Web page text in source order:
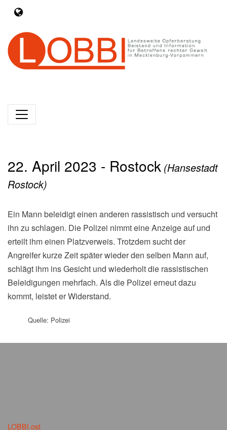
22. April 2023 - Rostock (Hansestadt
Rostock)
Ein Mann beleidigt einen anderen rassistisch und versucht
ihn zu schlagen. Die Polizei nimmt eine Anzeige auf und
erteilt ihm einen Platzverweis. Trotzdem sucht der
Angreifer kurze Zeit später wieder den selben Mann auf,
schlägt ihm ins Gesicht und wiederholt die rassistischen
Beleidigungen mehrfach. Als die Polizei erneut dazu
kommt, leistet er Widerstand.
Quelle: Polizei
LOBBI.ost